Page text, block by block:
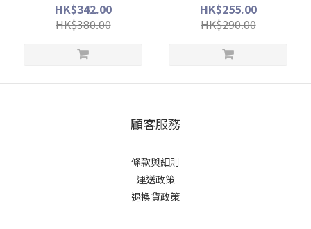
HK$342.00
HK$380.00
HK$255.00
HK$290.00
顧客服務
條款與細則
運送政策
退換貨政策